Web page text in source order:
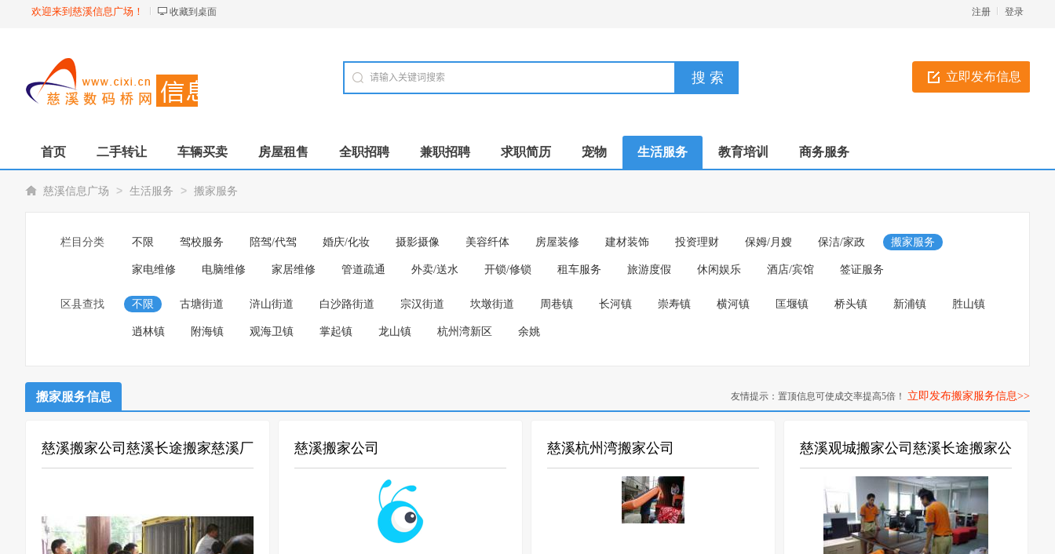
欢迎来到慈溪信息广场！ 收藏到桌面 登录
注册
立即发布信息
首页 二手转让 车辆买卖 房屋租售 全职招聘 兼职招聘 求职简历 宠物 生活服务 教育培训 商务服务
慈溪信息广场 > 生活服务 > 搬家服务
栏目分类 不限 驾校服务 陪驾/代驾 婚庆/化妆 摄影摄像 美容纤体 房屋装修 建材装饰 投资理财 保姆/月嫂 保洁/家政 搬家服务
家电维修 电脑维修 家居维修 管道疏通 外卖/送水 开锁/修锁 租车服务 旅游度假 休闲娱乐 酒店/宾馆 签证服务
区县查找 不限 古塘街道 浒山街道 白沙路街道 宗汉街道 坎墩街道 周巷镇 长河镇 崇寿镇 横河镇 匡堰镇 桥头镇 新浦镇 胜山镇
逍林镇 附海镇 观海卫镇 掌起镇 龙山镇 杭州湾新区 余姚
搬家服务信息 友情提示：置顶信息可使成交率提高5倍！ 立即发布搬家服务信息>>
慈溪搬家公司慈溪长途搬家慈溪厂 慈溪搬家公司 慈溪杭州湾搬家公司 慈溪观城搬家公司慈溪长途搬家公